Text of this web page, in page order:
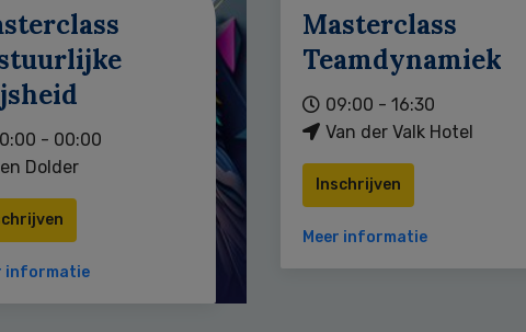
- 00:00
Dolder
informatie
Masterclass
Teamdynamiek
09:00 - 16:30
Van der Valk Hotel
Inschrijven
Meer informatie